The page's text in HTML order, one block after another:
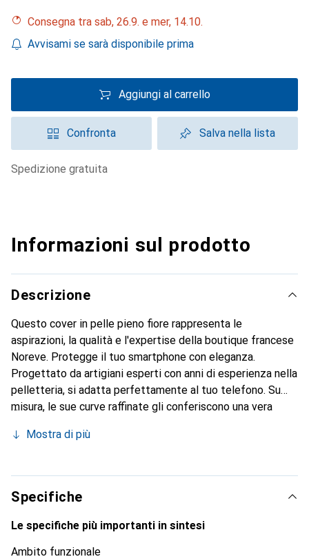
Consegna tra sab, 26.9. e mer, 14.10.
Avvisami se sarà disponibile prima
Aggiungi al carrello
Confronta Salva nella lista
spedizione gratuita
Informazioni sul prodotto
Descrizione
Questo cover in pelle pieno fiore rappresenta le
aspirazioni, la qualità e l'expertise della boutique francese
Noreve. Protegge il tuo smartphone con eleganza.
Progettato da artigiani esperti con anni di esperienza nella
pelletteria, si adatta perfettamente al tuo telefono. Su
misura, le sue curve raffinate gli conferiscono una vera
per il tuo smartphone. Riconosciuto a livello internazionale
scelta affidabile per una clientela esigente.
Mostra di più
Specifiche
Le specifiche più importanti in sintesi
Ambito funzionale